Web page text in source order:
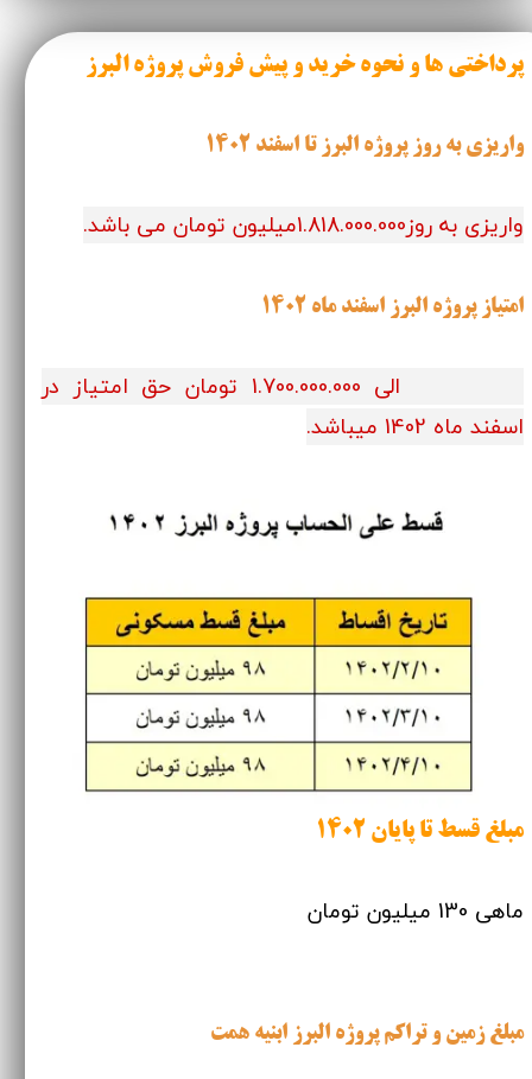
پرداختی ها و نحوه خرید و پیش فروش پروژه البرز
واریزی به روز پروژه البرز تا اسفند 1402
واریزی به روز1.818.000.000میلیون تومان می باشد.
امتیاز پروژه البرز اسفند ماه 1402
1.500.000.000 الی 1.700.000.000 تومان حق امتیاز در
اسفند ماه 1402 میباشد.​​​​​​​
​​​​​​​مبلغ قسط تا پایان 1402
ماهی 130 میلیون تومان
مبلغ زمین و تراکم پروژه البرز ابنیه همت